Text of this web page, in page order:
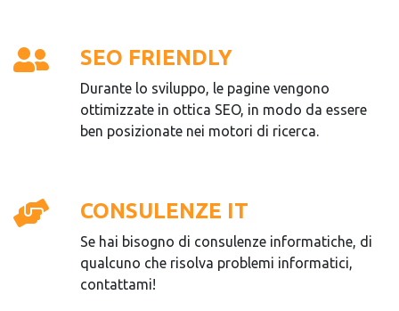
SEO FRIENDLY
Durante lo sviluppo, le pagine vengono
ottimizzate in ottica SEO, in modo da essere
ben posizionate nei motori di ricerca.
CONSULENZE IT
Se hai bisogno di consulenze informatiche, di
qualcuno che risolva problemi informatici,
contattami!